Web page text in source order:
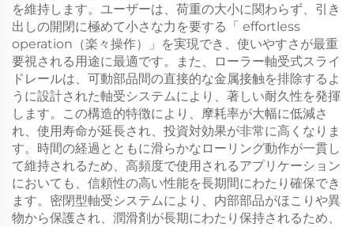
を維持します。ユーザーは、荷重の大小に関わらず、引き
出しの開閉に極めて小さな力を要する「 effortless
operation（楽々操作）」を実現でき、使いやすさが最重
要視される用途に最適です。また、ローラー軸受式スライ
ドレールは、可動部品間の直接的な金属接触を排除するよ
うに設計された軸受システムにより、著しい耐久性を発揮
します。この構造的特徴により、摩耗率が大幅に低減さ
れ、使用寿命が延長され、投資対効果が非常に高くなりま
す。時間の経過とともに滑らかなローリング動作が一貫し
て維持されるため、高頻度で使用されるアプリケーション
においても、信頼性の高い性能を長期間にわたり確保でき
ます。密閉型軸受システムにより、内部部品がほこりや異
物から保護され、潤滑剤が長期にわたり保持されるため、